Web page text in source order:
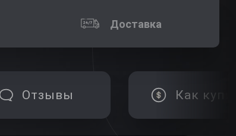
Доставка
Отзывы Как